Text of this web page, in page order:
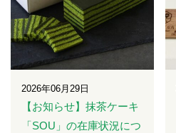
2026年06月29日
【お知らせ】抹茶ケーキ
「SOU」の在庫状況につ